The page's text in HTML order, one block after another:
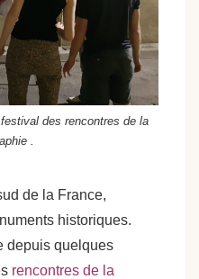
des rencontres de la
.
de la France,
historiques.
depuis quelques
rencontres de la